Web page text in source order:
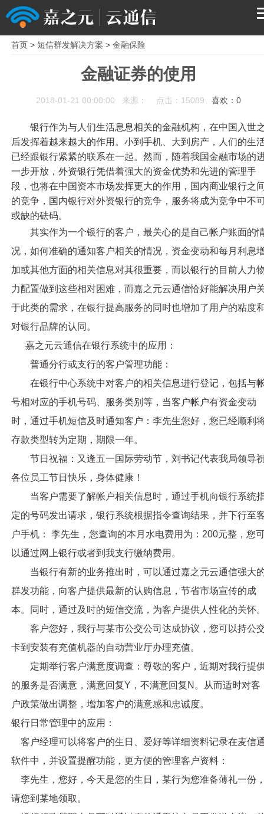
首页
解决方案
服务支持
关于我们
首页> 短信群发解决方案 > 金融保险
金融证券的使用
2018-01-21 00:00:00 来源： 点击：15089喜欢：0
银行作为与人们生活息息相关的金融机构，在中国入世
后发挥着越来越大的作用。小到手机、大到房产，人们的生
已经跟银行紧紧的联系在一起。然而，随着我国金融市场的
一步开放，外资银行凭借着强大的资金优势和先进的管理手
段，也将在中国资本市场发挥更大的作用，国内商业银行之
的竞争，国内银行对外资银行的竞争，服务将成为竞争中不
或缺的砝码。
其实作为一个银行的客户，最关心的是自己帐户账面的
况，如何准确的通知客户相关的情况，资金变动和每月利息
加或其他方面的相关信息对其很重要，而以银行的目前人力
力配置做到这些相对困难，而嘉之元云通信恰好能解决用户
于此类的需求，在银行提高服务的同时也增加了用户的粘度
对银行品牌的认同。
嘉之元云通信在银行系统中的应用：
普通分行或支行的客户管理功能：
在银行中心系统中对客户的相关信息进行登记，包括与
号相对应的手机号码、服务类别等，当客户帐户有资金变动
时，通过手机短信及时通知客户：李先生您好，您已经顺利
存款类型转为定期，期限一年。
节日祝福：又逢五一国际劳动节，刘书记代表我局领导
各位员工节日快乐，身体健康！
当客户需要了解帐户相关信息时，通过手机向银行系统
定的号码发出请求，银行系统根据指令查询结果，并下行至
户手机： 李先生，您查询的本月水电费用为：200元整，您
以通过网上银行或者到我支行缴纳费用。
当银行有新的业务推出时，可以通过嘉之元云通信强大
群发功能，向客户提供最新的认购信息，节省市场宣传的成
本。同时，通过及时的短信交流，为客户提供人性化的关怀
客户您好，我行与某市公交公司达成协议，您可以持公
卡到安装有充值机器的自动营业厅办理充值。
定期举行客户满意度调查：尊敬的客户，近期对我行提
的服务是否满意，满意回复Y，不满意回复N。从而适时对客
户政策做出调整，增加客户的满意感和忠诚度。
银行日常管理中的应用：
客户经理可以将客户的生日、爱好等详细资料记录在麦信
软件中，并设置提醒功能，更方便的管理客户资料：
李先生，您好，今天是您的生日，某行为您准备薄礼一份
请您到某地领取。